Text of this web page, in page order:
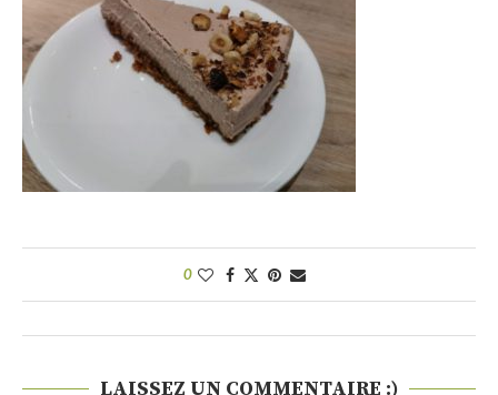
0
LAISSEZ UN COMMENTAIRE :)